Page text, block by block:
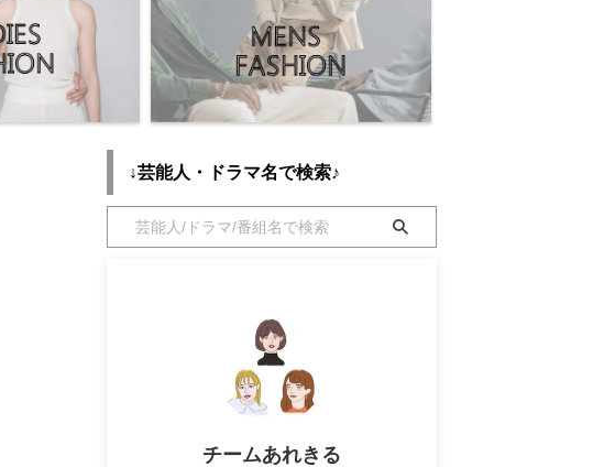
↓芸能人・ドラマ名で検索♪
チームあれきる